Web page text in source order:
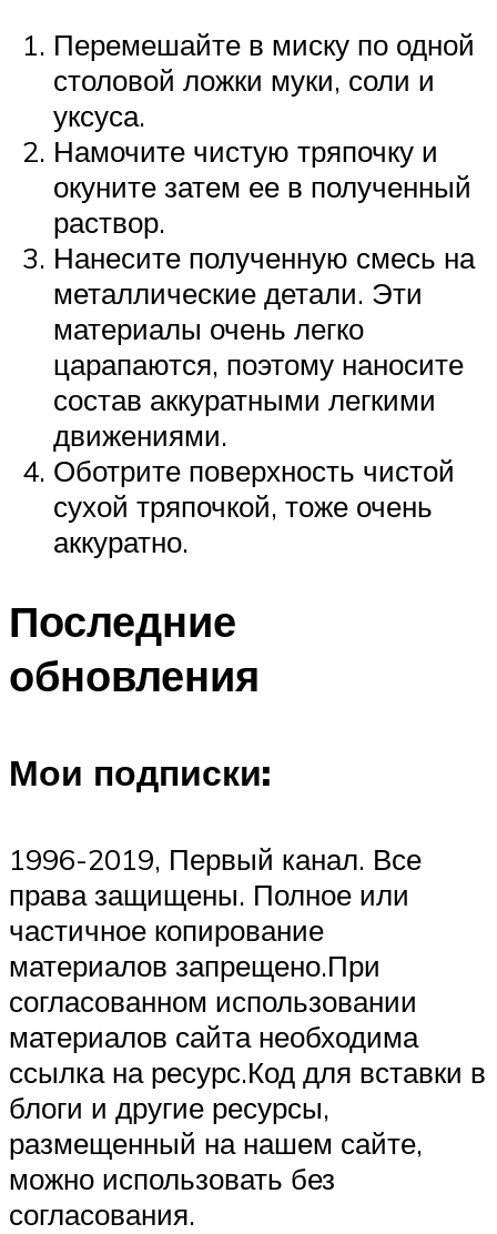
Перемешайте в миску по одной
столовой ложки муки, соли и
уксуса.
Намочите чистую тряпочку и
окуните затем ее в полученный
раствор.
Нанесите полученную смесь на
металлические детали. Эти
материалы очень легко
царапаются, поэтому наносите
состав аккуратными легкими
движениями.
Оботрите поверхность чистой
сухой тряпочкой, тоже очень
аккуратно.
Последние
обновления
Мои подписки:
1996-2019, Первый канал. Все
права защищены. Полное или
частичное копирование
материалов запрещено.При
согласованном использовании
материалов сайта необходима
ссылка на ресурс.Код для вставки в
блоги и другие ресурсы,
размещенный на нашем сайте,
можно использовать без
согласования.